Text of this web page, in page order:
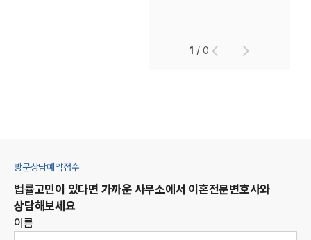
1 /0
방문상담예약접수
법률고민이 있다면 가까운 사무소에서 이혼전문변호사와
상담해보세요
이름